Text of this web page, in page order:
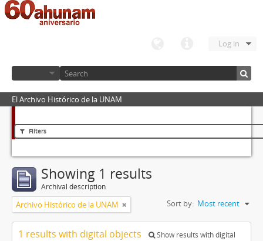
Log in
El Archivo Histórico de la UNAM
Filters
Showing 1 results
Archival description
Archivo Histórico de la UNAM Sort by: Most recent
1 results with digital objects
Show results with digital